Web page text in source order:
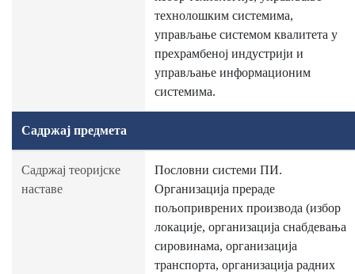
технолошким системима,
управљање системом квалитета у
прехрамбеној индустрији и
управљањe информационим
системима.
Садржај предмета
Садржај теоријске
наставе
Пословни системи ПИ.
Организација прераде
пољоприврених производа (избор
локације, организација снабдевања
сировинама, организација
транспорта, организација радних